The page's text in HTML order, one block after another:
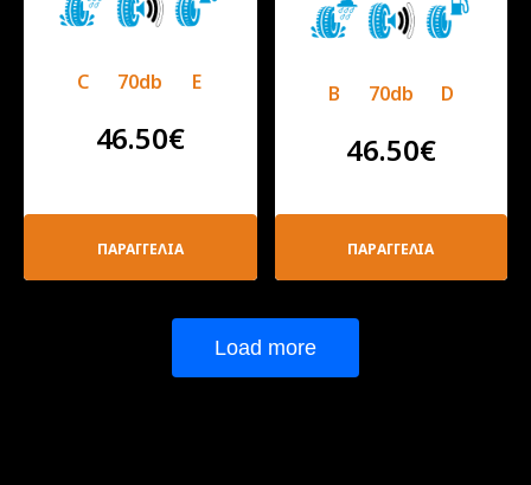
C 70db E
46.50€
ΠΑΡΑΓΓΕΛΙΑ
B 70db D
46.50€
ΠΑΡΑΓΓΕΛΙΑ
Load more